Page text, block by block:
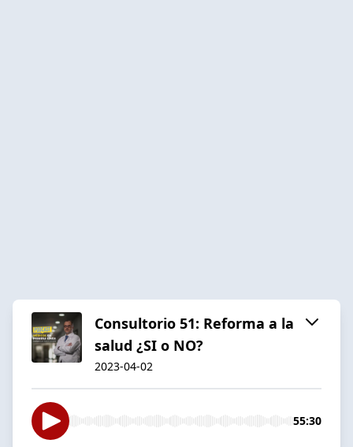
Consultorio 51: Reforma a la
salud ¿SI o NO?
2023-04-02
55:30